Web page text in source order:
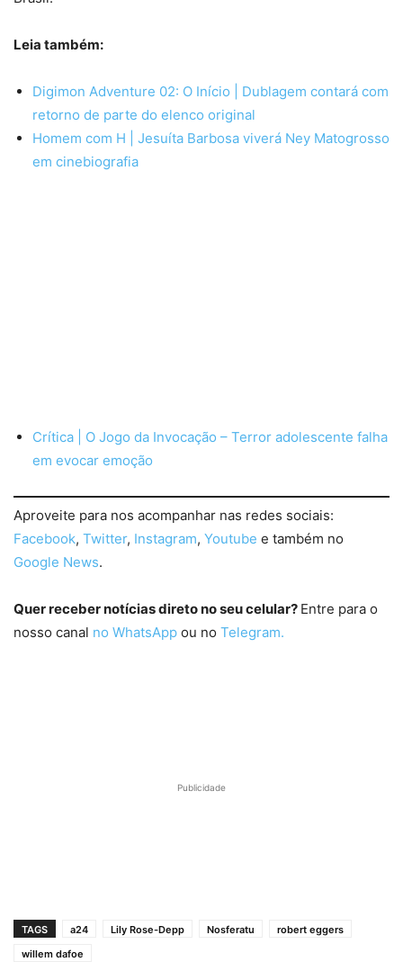
Leia também:
Digimon Adventure 02: O Início | Dublagem contará com
retorno de parte do elenco original
Homem com H | Jesuíta Barbosa viverá Ney Matogrosso
em cinebiografia
Crítica | O Jogo da Invocação – Terror adolescente falha
em evocar emoção
Aproveite para nos acompanhar nas redes sociais:
Facebook, Twitter, Instagram, Youtube e também no
Google News.
Quer receber notícias direto no seu celular? Entre para o
nosso canal no WhatsApp ou no Telegram.
Publicidade
TAGS a24 Lily Rose-Depp Nosferatu
robert eggers
willem dafoe